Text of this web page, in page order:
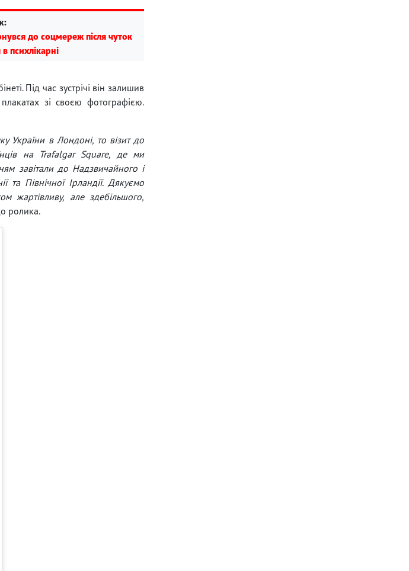
до соцмереж після чуток
психлікарні
Під час зустрічі він залишив
зі своєю фотографією.
України в Лондоні, то візит до
на Trafalgar Square, де ми
завітали до Надзвичайного і
та Північної Ірландії. Дякуємо
жартівливу, але здебільшого,
ролика.